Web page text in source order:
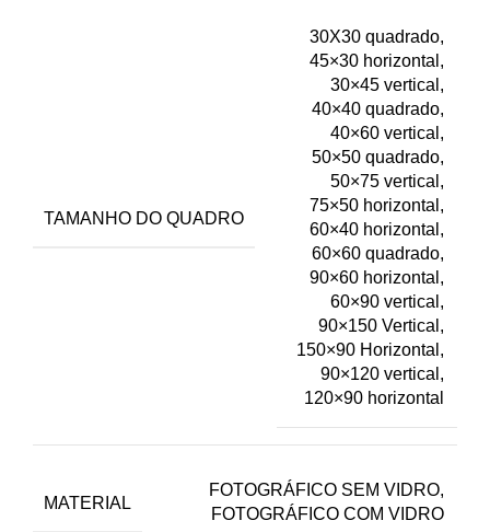
TAMANHO DO QUADRO
30X30 quadrado,
45×30 horizontal,
30×45 vertical,
40×40 quadrado,
40×60 vertical,
50×50 quadrado,
50×75 vertical,
75×50 horizontal,
60×40 horizontal,
60×60 quadrado,
90×60 horizontal,
60×90 vertical,
90×150 Vertical,
150×90 Horizontal,
90×120 vertical,
120×90 horizontal
MATERIAL
FOTOGRÁFICO SEM VIDRO,
FOTOGRÁFICO COM VIDRO